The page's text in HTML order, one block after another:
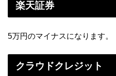
楽天証券
5万円のマイナスになります。
クラウドクレジット